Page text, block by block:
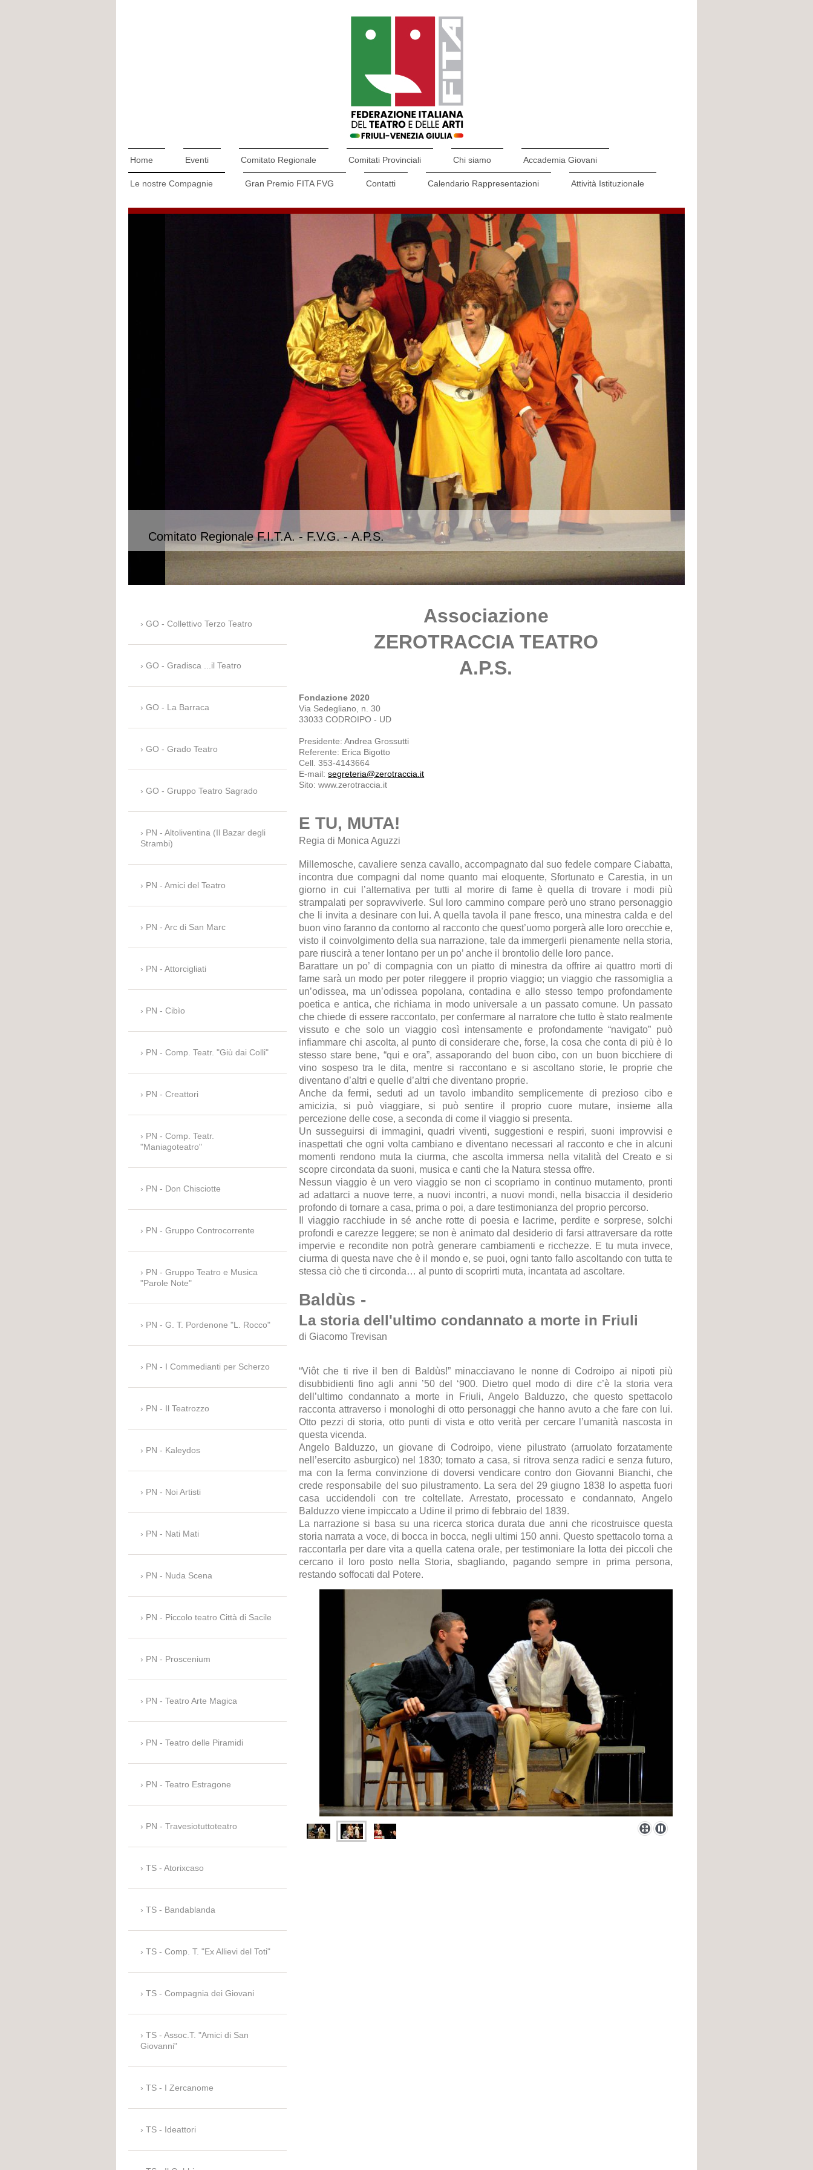
Home Eventi Comitato Regionale Comitati Provinciali Chi siamo Accademia Giovani
Le nostre Compagnie Gran Premio FITA FVG Contatti Calendario Rappresentazioni Attività Istituzionale
Comitato Regionale F.I.T.A. - F.V.G. - A.P.S.
Associazione
ZEROTRACCIA TEATRO
A.P.S.
Fondazione 2020
Via Sedegliano, n. 30
33033 CODROIPO - UD
Presidente: Andrea Grossutti
Referente: Erica Bigotto
Cell. 353-4143664
E-mail:segreteria@zerotraccia.it
Sito: www.zerotraccia.it
E TU, MUTA!
Regia di Monica Aguzzi
Millemosche, cavaliere senza cavallo, accompagnato dal suo fedele compare Ciabatta,
incontra due compagni dal nome quanto mai eloquente, Sfortunato e Carestia, in un
giorno in cui l’alternativa per tutti al morire di fame è quella di trovare i modi più
strampalati per sopravviverle. Sul loro cammino compare però uno strano personaggio
che li invita a desinare con lui. A quella tavola il pane fresco, una minestra calda e del
buon vino faranno da contorno al racconto che quest’uomo porgerà alle loro orecchie e,
visto il coinvolgimento della sua narrazione, tale da immergerli pienamente nella storia,
pare riuscirà a tener lontano per un po’ anche il brontolio delle loro pance.
Barattare un po’ di compagnia con un piatto di minestra da offrire ai quattro morti di
fame sarà un modo per poter rileggere il proprio viaggio; un viaggio che rassomiglia a
un’odissea, ma un’odissea popolana, contadina e allo stesso tempo profondamente
poetica e antica, che richiama in modo universale a un passato comune. Un passato
che chiede di essere raccontato, per confermare al narratore che tutto è stato realmente
vissuto e che solo un viaggio così intensamente e profondamente “navigato” può
infiammare chi ascolta, al punto di considerare che, forse, la cosa che conta di più è lo
stesso stare bene, “qui e ora”, assaporando del buon cibo, con un buon bicchiere di
vino sospeso tra le dita, mentre si raccontano e si ascoltano storie, le proprie che
diventano d’altri e quelle d’altri che diventano proprie.
Anche da fermi, seduti ad un tavolo imbandito semplicemente di prezioso cibo e
amicizia, si può viaggiare, si può sentire il proprio cuore mutare, insieme alla
percezione delle cose, a seconda di come il viaggio si presenta.
Un susseguirsi di immagini, quadri viventi, suggestioni e respiri, suoni improvvisi e
inaspettati che ogni volta cambiano e diventano necessari al racconto e che in alcuni
momenti rendono muta la ciurma, che ascolta immersa nella vitalità del Creato e si
scopre circondata da suoni, musica e canti che la Natura stessa offre.
Nessun viaggio è un vero viaggio se non ci scopriamo in continuo mutamento, pronti
ad adattarci a nuove terre, a nuovi incontri, a nuovi mondi, nella bisaccia il desiderio
profondo di tornare a casa, prima o poi, a dare testimonianza del proprio percorso.
Il viaggio racchiude in sé anche rotte di poesia e lacrime, perdite e sorprese, solchi
profondi e carezze leggere; se non è animato dal desiderio di farsi attraversare da rotte
impervie e recondite non potrà generare cambiamenti e ricchezze. E tu muta invece,
ciurma di questa nave che è il mondo e, se puoi, ogni tanto fallo ascoltando con tutta te
stessa ciò che ti circonda… al punto di scoprirti muta, incantata ad ascoltare.
Baldùs -
La storia dell'ultimo condannato a morte in Friuli
di Giacomo Trevisan
“Viôt che ti rive il ben di Baldùs!” minacciavano le nonne di Codroipo ai nipoti più
disubbidienti fino agli anni ’50 del ‘900. Dietro quel modo di dire c’è la storia vera
dell’ultimo condannato a morte in Friuli, Angelo Balduzzo, che questo spettacolo
racconta attraverso i monologhi di otto personaggi che hanno avuto a che fare con lui.
Otto pezzi di storia, otto punti di vista e otto verità per cercare l’umanità nascosta in
questa vicenda.
Angelo Balduzzo, un giovane di Codroipo, viene pilustrato (arruolato forzatamente
nell’esercito asburgico) nel 1830; tornato a casa, si ritrova senza radici e senza futuro,
ma con la ferma convinzione di doversi vendicare contro don Giovanni Bianchi, che
crede responsabile del suo pilustramento. La sera del 29 giugno 1838 lo aspetta fuori
casa uccidendoli con tre coltellate. Arrestato, processato e condannato, Angelo
Balduzzo viene impiccato a Udine il primo di febbraio del 1839.
La narrazione si basa su una ricerca storica durata due anni che ricostruisce questa
storia narrata a voce, di bocca in bocca, negli ultimi 150 anni. Questo spettacolo torna a
raccontarla per dare vita a quella catena orale, per testimoniare la lotta dei piccoli che
cercano il loro posto nella Storia, sbagliando, pagando sempre in prima persona,
restando soffocati dal Potere.
GO - Collettivo Terzo Teatro
GO - Gradisca ...il Teatro
GO - La Barraca
GO - Grado Teatro
GO - Gruppo Teatro Sagrado
PN - Altoliventina (Il Bazar degli
Strambi)
PN - Amici del Teatro
PN - Arc di San Marc
PN - Attorcigliati
PN - Cibìo
PN - Comp. Teatr. "Giù dai Colli"
PN - Creattori
PN - Comp. Teatr.
"Maniagoteatro"
PN - Don Chisciotte
PN - Gruppo Controcorrente
PN - Gruppo Teatro e Musica
"Parole Note"
PN - G. T. Pordenone "L. Rocco"
PN - I Commedianti per Scherzo
PN - Il Teatrozzo
PN - Kaleydos
PN - Noi Artisti
PN - Nati Mati
PN - Nuda Scena
PN - Piccolo teatro Città di Sacile
PN - Proscenium
PN - Teatro Arte Magica
PN - Teatro delle Piramidi
PN - Teatro Estragone
PN - Travesiotuttoteatro
TS - Atorixcaso
TS - Bandablanda
TS - Comp. T. "Ex Allievi del Toti"
TS - Compagnia dei Giovani
TS - Assoc.T. "Amici di San
Giovanni"
TS - I Zercanome
TS - Ideattori